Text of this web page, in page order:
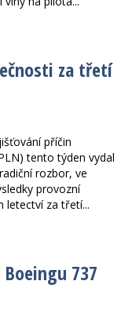
za třetí
příčin
tento týden vydal
rozbor, ve
provozní
letectví za třetí...
737